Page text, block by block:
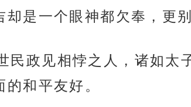
是一个眼神都欠奉，更
民政见相悖之人，诸如太
和平友好。